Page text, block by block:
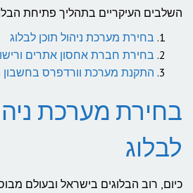
השלבים העיקריים בתהליך פתיחת
בחירת מערכת ניהול תוכן לבלוג
בחירת חברת אחסון אתרים
התקנת מערכת וורדפרס
בחירת מערכת
לבלוג
כיום, רוב הבלוגים בישראל ובעולם